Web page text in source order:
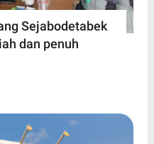
Sejabodetabek
dan penuh